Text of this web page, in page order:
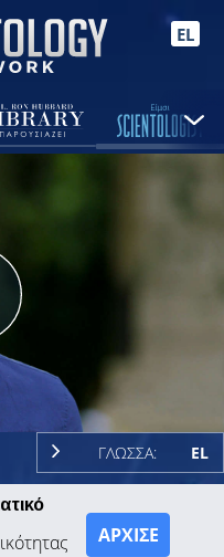
EL
ΓΛΩΣΣΑ: EL
ΑΡΧΙΣΕ